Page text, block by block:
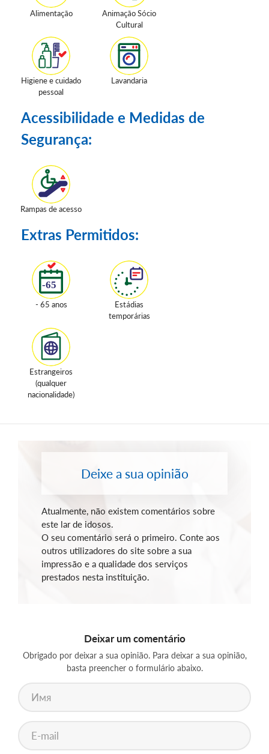
Alimentação
Animação Sócio
Cultural
Higiene e cuidado
pessoal
Lavandaria
Acessibilidade e Medidas de
Segurança:
Rampas de acesso
Extras Permitidos:
- 65 anos
Estádias
temporárias
Estrangeiros
(qualquer
nacionalidade)
Deixe a sua opinião
Atualmente, não existem comentários sobre
este lar de idosos.
O seu comentário será o primeiro. Conte aos
outros utilizadores do site sobre a sua
impressão e a qualidade dos serviços
prestados nesta instituição.
Deixar um comentário
Obrigado por deixar a sua opinião. Para deixar a sua opinião,
basta preencher o formulário abaixo.